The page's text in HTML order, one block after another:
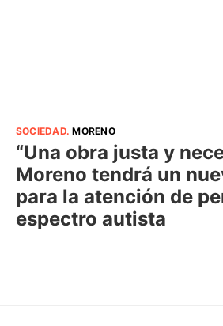
SOCIEDAD.MORENO
“Una obra justa y
Moreno tendrá un
para la atención de
espectro autista